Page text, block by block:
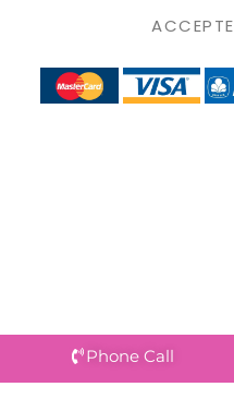
Phone Call